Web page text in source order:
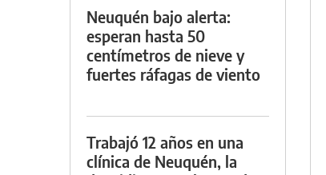
Neuquén bajo alerta:
esperan hasta 50
centímetros de nieve y
fuertes ráfagas de viento
Trabajó 12 años en una
clínica de Neuquén, la